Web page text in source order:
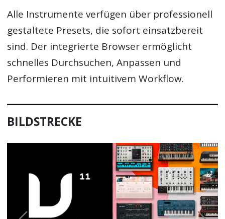
Alle Instrumente verfügen über professionell
gestaltete Presets, die sofort einsatzbereit
sind. Der integrierte Browser ermöglicht
schnelles Durchsuchen, Anpassen und
Performieren mit intuitivem Workflow.
BILDSTRECKE